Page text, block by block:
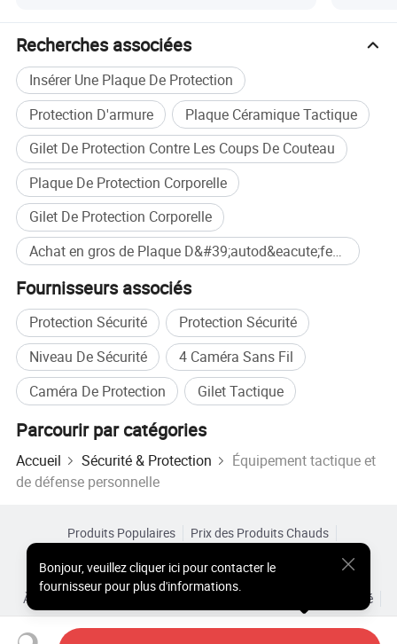
Norme d'auto-défense NIJ
Image de test
Recherches associées
Insérer Une Plaque De Protection
Protection D'armure
Plaque Céramique Tactique
Gilet De Protection Contre Les Coups De Couteau
Plaque De Protection Corporelle
Gilet De Protection Corporelle
Achat en gros de Plaque D&#39;autod&eacute;fense
Fournisseurs associés
Protection Sécurité
Protection Sécurité
Niveau De Sécurité
4 Caméra Sans Fil
Caméra De Protection
Gilet Tactique
Parcourir par catégories
Accueil Sécurité & Protection
Équipement tactique et
de défense personnelle
Bonjour,veuillez cliquer ici pour contacter le
fournisseur pour plus d'informations.
Produits Populaires
Prix des Produits Chauds
Site PC
Aperçus
À Propos de
Accord d’Utilisateur
Politique de Confidentialité
Contact